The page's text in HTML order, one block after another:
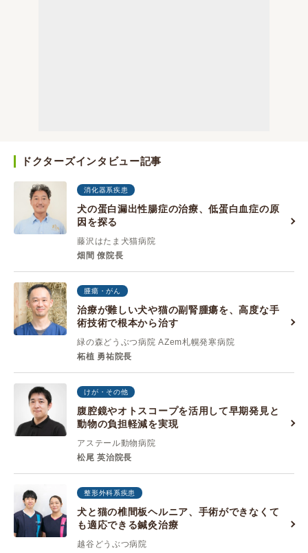
ドクターズインタビュー記事
消化器系疾患
犬の蛋白漏出性腸症の治療、低蛋白血症の原
因を探る
藤沢はたま犬猫病院
畑間 僚院長
腫瘍・がん
治療が難しい犬や猫の副腎腫瘍を、高度な手
術技術で根本から治す
緑の森どうぶつ病院 AZem札幌発寒病院
柘植 勇祐院長
けが・その他
腹腔鏡やオトスコープを活用して早期発見と
動物の負担軽減を実現
アステール動物病院
松尾 英治院長
整形外科系疾患
犬と猫の椎間板ヘルニア、手術ができなくて
も適応できる鍼灸治療
越谷どうぶつ病院